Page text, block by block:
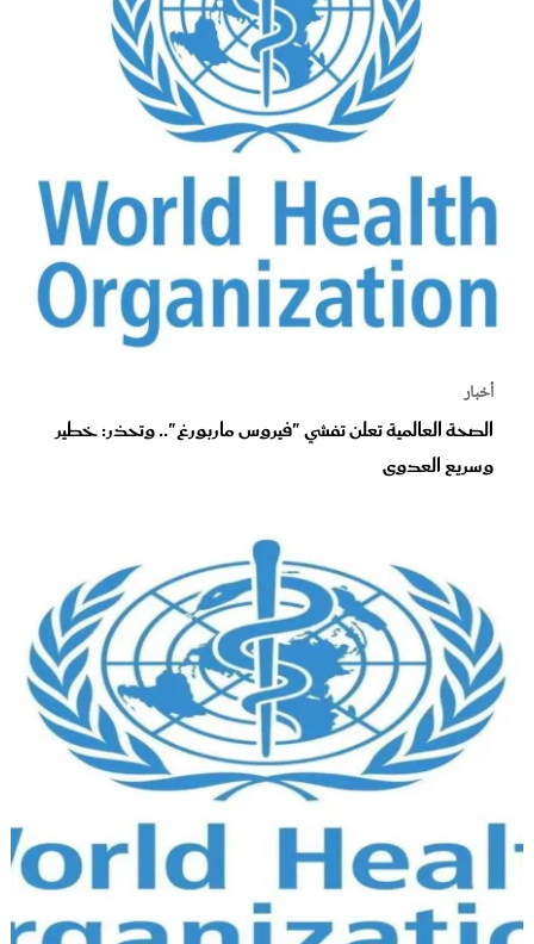
أخبار
الصحة العالمية تعلن تفشي "فيروس ماربورغ".. وتحذر: خطير
وسريع العدوى